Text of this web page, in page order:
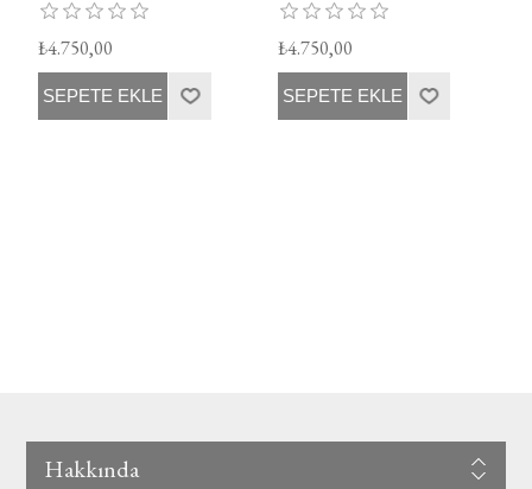
₺4.750,00
SEPETE EKLE
₺4.750,00
SEPETE EKLE
Hakkında